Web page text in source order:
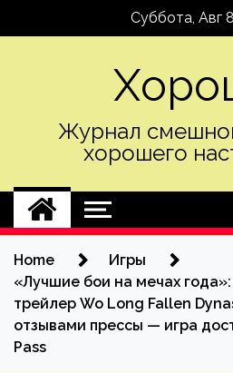
Суббота, Авг
Журнал
хорошего
Home
Игры
«Лучшие бои на мечах
трейлер Wo Long Fallen
отзывами прессы — игра
Pass